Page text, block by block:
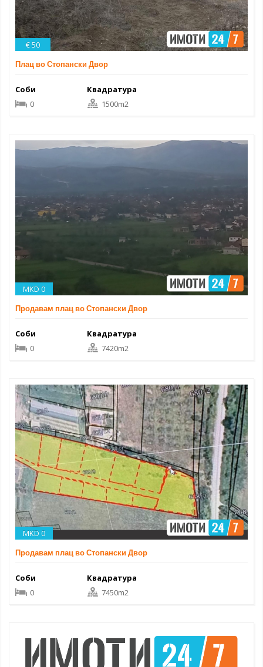
€ 50
Плац во Стопански Двор
Соби
0
Квадратура
1500m2
MKD 0
Продавам плац во Стопански Двор
Соби
0
Квадратура
7420m2
MKD 0
Продавам плац во Стопански Двор
Соби
0
Квадратура
7450m2